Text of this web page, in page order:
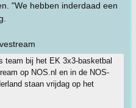
"We hebben inderdaad een
team bij het EK 3x3-basketbal
op NOS.nl en in de NOS-
staan vrijdag op het